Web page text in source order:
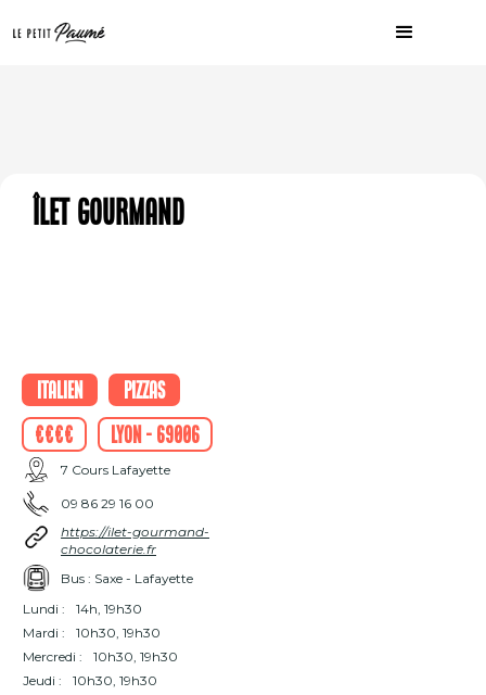
Îlet gourmand
Italien
Pizzas
€€€€
Lyon - 69006
7 Cours Lafayette
09 86 29 16 00
https://ilet-gourmand-
chocolaterie.fr
Bus : Saxe - Lafayette
Lundi :
14h, 19h30
Mardi :
10h30, 19h30
Mercredi :
10h30, 19h30
Jeudi :
10h30, 19h30